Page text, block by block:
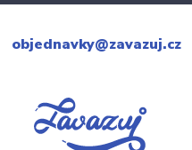
objednavky@zavazuj.cz